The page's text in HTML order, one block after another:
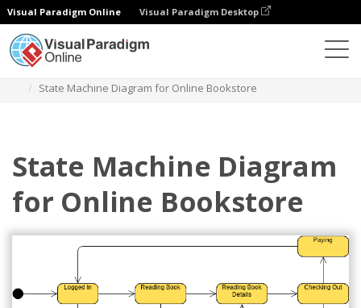
Visual Paradigm Online Visual Paradigm Desktop
State Machine Diagram for Online Bookstore
State Machine Diagram
for Online Bookstore